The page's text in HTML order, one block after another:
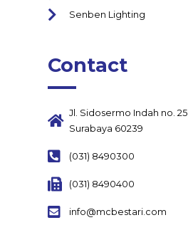
Senben Lighting
Contact
Jl. Sidosermo Indah no. 25
Surabaya 60239
(031) 8490300
(031) 8490400
info@mcbestari.com